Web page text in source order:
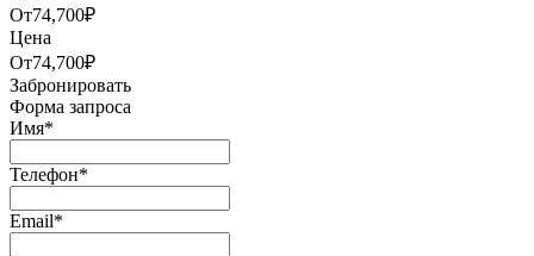
От74,700₽
Цена
От74,700₽
Забронировать
Форма запроса
Имя*
Телефон*
Email*